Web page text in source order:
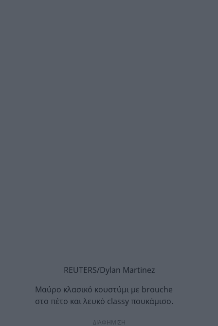
REUTERS/Dylan Martinez
Μαύρο κλασικό κουστύμι με brouche
στο πέτο και λευκό classy πουκάμισο.
ΔΙΑΦΗΜΙΣΗ